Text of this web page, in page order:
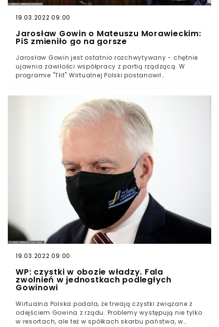
19.03.2022 09:00
Jarosław Gowin o Mateuszu Morawieckim:
PiS zmieniło go na gorsze
Jarosław Gowin jest ostatnio rozchwytywany - chętnie
ujawnia zawiłości współpracy z partią rządzącą. W
programie "Tłit" Wirtualnej Polski postanowił
wspaniałych ludzi i są pewne koncepcje warte poparcia
19.03.2022 09:00
WP: czystki w obozie władzy. Fala
zwolnień w jednostkach podległych
Gowinowi
Wirtualna Polska podała, że trwają czystki związane z
odejściem Gowina z rządu. Problemy występują nie tylko
w resortach, ale też w spółkach skarbu państwa, w